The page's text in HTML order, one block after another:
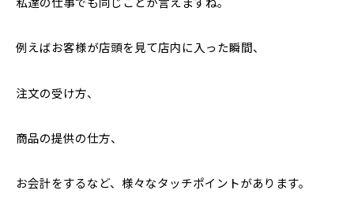
私達の仕事でも同じことが言えますね。
例えばお客様が店頭を見て店内に入った瞬間、
注文の受け方、
商品の提供の仕方、
お会計をするなど、様々なタッチポイントがあります。